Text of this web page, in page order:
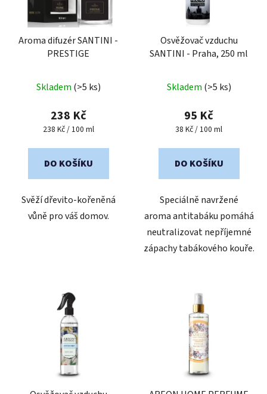
Aroma difuzér SANTINI -
PRESTIGE
hodnocení
produktu
je
z
Skladem (>5 ks)
238 Kč
Měrná
238 Kč / 100 ml
DO KOŠÍKU
Svěží dřevito-kořeněná
vůně pro váš domov.
Osvěžovač vzduchu
SANTINI - Praha, 250 ml
hodnocení
produktu
je
z
Skladem (>5 ks)
95 Kč
Měrná
38 Kč / 100 ml
DO KOŠÍKU
Speciálně navržené
aroma antitabáku pomáhá
neutralizovat nepříjemné
zápachy tabákového kouře.